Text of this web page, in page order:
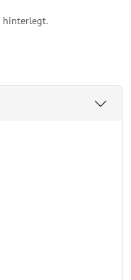
hinterlegt.